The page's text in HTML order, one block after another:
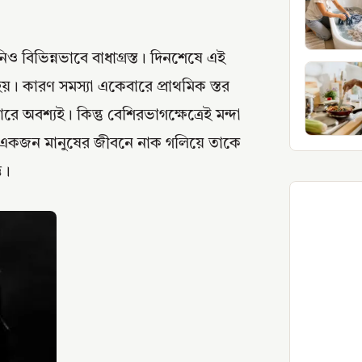
বিভিন্নভাবে বাধাগ্রস্ত। দিনশেষে এই
কারণ সমস্যা একেবারে প্রাথমিক স্তর
অবশ্যই। কিন্তু বেশিরভাগক্ষেত্রেই মন্দা
একজন মানুষের জীবনে নাক গলিয়ে তাকে